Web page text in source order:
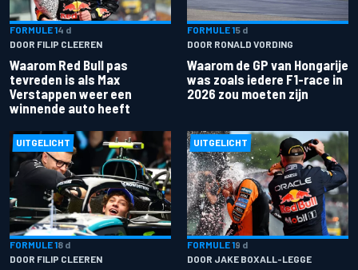
FORMULE 14 d
DOOR FILIP CLEEREN
Waarom Red Bull pas
tevreden is als Max
Verstappen weer een
winnende auto heeft
FORMULE 15 d
DOOR RONALD VORDING
Waarom de GP van Hongarije
was zoals iedere F1-race in
2026 zou moeten zijn
UITGELICHT
FORMULE 18 d
DOOR FILIP CLEEREN
UITGELICHT
FORMULE 19 d
DOOR JAKE BOXALL-LEGGE